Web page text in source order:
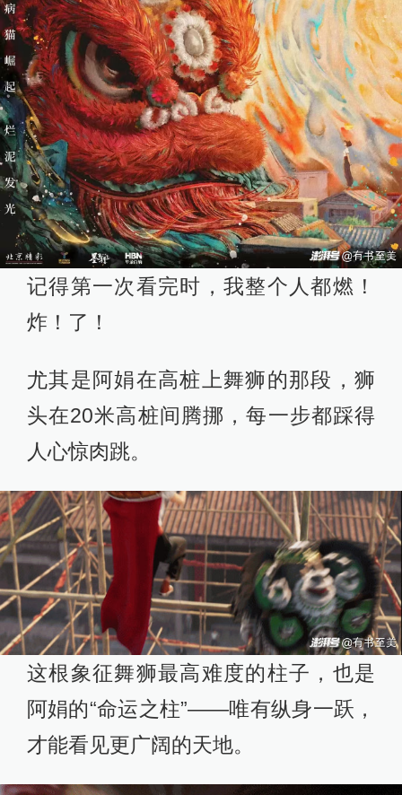
记得第一次看完时，我整个人都燃！
炸！了！
尤其是阿娟在高桩上舞狮的那段，狮
头在20米高桩间腾挪，每一步都踩得
人心惊肉跳。
这根象征舞狮最高难度的柱子，也是
阿娟的“命运之柱”——唯有纵身一跃，
才能看见更广阔的天地。